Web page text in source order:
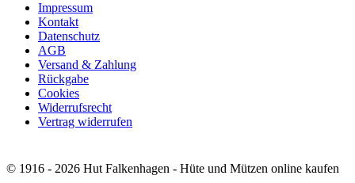
Impressum
Kontakt
Datenschutz
AGB
Versand & Zahlung
Rückgabe
Cookies
Widerrufsrecht
Vertrag widerrufen
© 1916 - 2026 Hut Falkenhagen - Hüte und Mützen online kaufen